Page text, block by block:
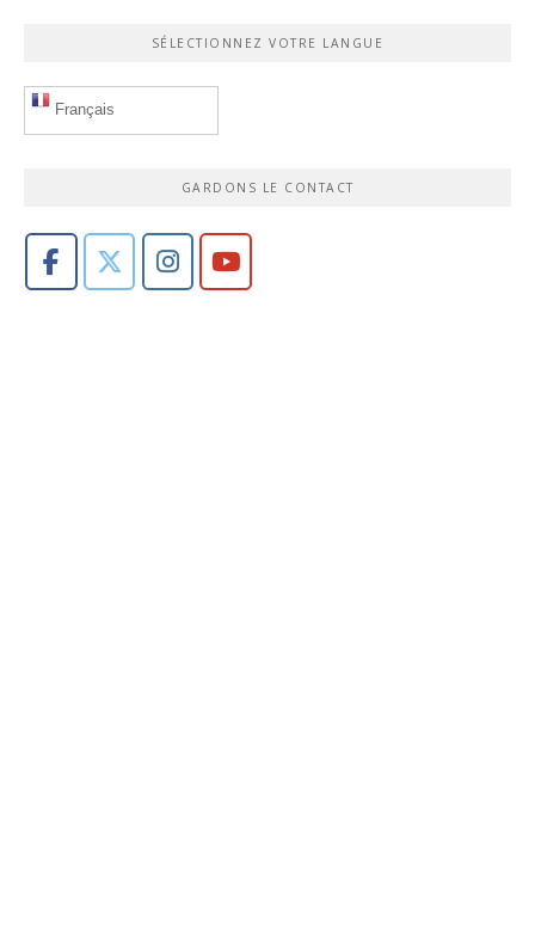
SÉLECTIONNEZ VOTRE LANGUE
Français
GARDONS LE CONTACT